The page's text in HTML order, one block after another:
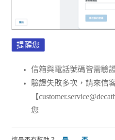
提醒您
信箱與電話號碼皆需驗
驗證失敗多次，請來信
【
您